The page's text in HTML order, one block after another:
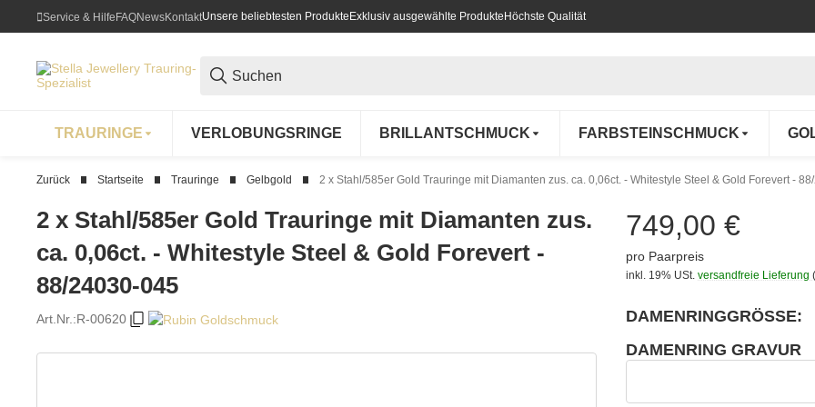
Service & HilfeFAQNewsKontaktUnsere beliebtesten Produkte Exklusiv ausgewählte Produkte Höchste Qualität
TRAURINGE VERLOBUNGSRINGE BRILLANTSCHMUCK FARBSTEINSCHMUCK
Zurück Startseite Trauringe Gelbgold 2 x Stahl/585er Gold Trauringe mit Diamanten zus. ca. 0,06ct. - Whitestyle Steel & Gold Forevert -
2 x Stahl/585er Gold Trauringe mit Diamanten zus.
ca. 0,06ct. - Whitestyle Steel & Gold Forevert -
88/24030-045
Art.Nr.:R-00620
749,00 €
pro Paarpreis
inkl. 19% USt. versandfreie Lieferung
DAMENRINGGRÖSSE:
DAMENRING GRAVUR